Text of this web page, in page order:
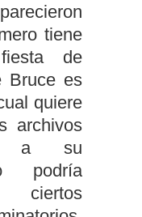
tiene
de
Bruce es
quiere
archivos
a su
podría
ciertos